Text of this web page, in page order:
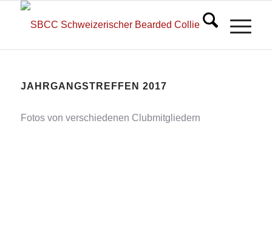
JAHRGANGSTREFFEN 2017
Fotos von verschiedenen Clubmitgliedern